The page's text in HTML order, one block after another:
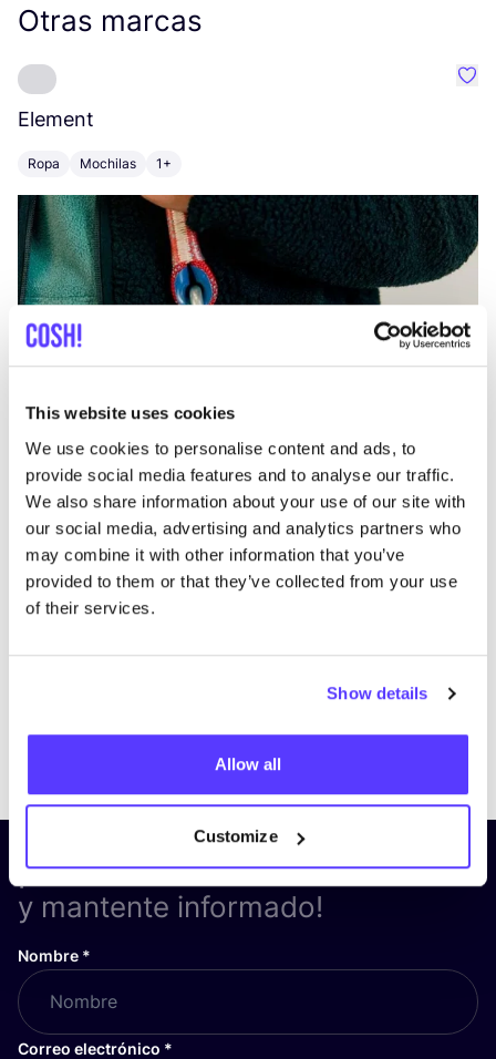
This website uses cookies
We use cookies to personalise content and ads, to
provide social media features and to analyse our traffic.
We also share information about your use of our site with
our social media, advertising and analytics partners who
may combine it with other information that you’ve
provided to them or that they’ve collected from your use
of their services.
Show details
Allow all
Customize
Otras marcas
Element
Ropa Mochilas 1+
¡Suscríbete a nuestro boletín
y mantente informado!
Nombre *
Correo electrónico *